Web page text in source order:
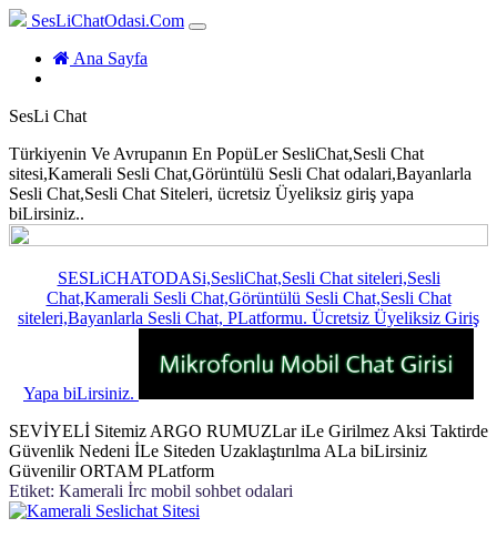
SesLiChatOdasi.Com
Ana Sayfa
SesLi Chat
Türkiyenin Ve Avrupanın En PopüLer SesliChat,Sesli Chat
sitesi,Kamerali Sesli Chat,Görüntülü Sesli Chat odalari,Bayanlarla
Sesli Chat,Sesli Chat Siteleri, ücretsiz Üyeliksiz giriş yapa
biLirsiniz..
SESLiCHATODASi,SesliChat,Sesli Chat siteleri,Sesli
Chat,Kamerali Sesli Chat,Görüntülü Sesli Chat,Sesli Chat
siteleri,Bayanlarla Sesli Chat, PLatformu. Ücretsiz Üyeliksiz Giriş
Yapa biLirsiniz.
SEVİYELİ Sitemiz ARGO RUMUZLar iLe Girilmez Aksi Taktirde
Güvenlik Nedeni İLe Siteden Uzaklaştırılma ALa biLirsiniz
Güvenilir ORTAM PLatform
Etiket: Kamerali İrc mobil sohbet odalari